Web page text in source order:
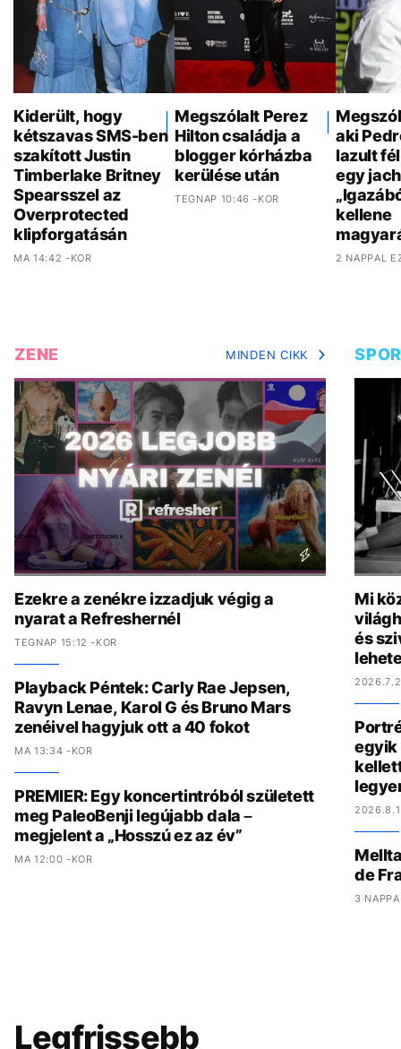
Kiderült, hogy
kétszavas SMS-ben
szakított Justin
Timberlake Britney
Spearsszel az
Overprotected
klipforgatásán
MA 14:42 -KOR
Megszólalt Perez
Hilton családja a
blogger kórházba
kerülése után
TEGNAP 10:46 -KOR
aki
lazult
egy
kellene
2 NAPPAL
ZENE MINDEN CIKK
Ezekre a zenékre izzadjuk végig a
nyarat a Refreshernél
TEGNAP 15:12 -KOR
Playback Péntek: Carly Rae Jepsen,
Ravyn Lenae, Karol G és Bruno Mars
zenéivel hagyjuk ott a 40 fokot
MA 13:34 -KOR
PREMIER: Egy koncertintróból született
meg PaleoBenji legújabb dala –
megjelent a „Hosszú ez az év”
MA 12:00 -KOR
Mi
és
egyik
de
3
Legfrissebb